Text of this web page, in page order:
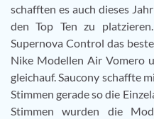
schafften es auch dieses
den Top Ten zu
Supernova Control das
Nike Modellen Air Vomero
gleichauf. Saucony schaffte
Stimmen gerade so die
Stimmen wurden die